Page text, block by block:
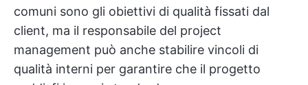
comuni sono gli obiettivi di qualità fissati dal
client, ma il responsabile del project
management può anche stabilire vincoli di
qualità interni per garantire che il progetto